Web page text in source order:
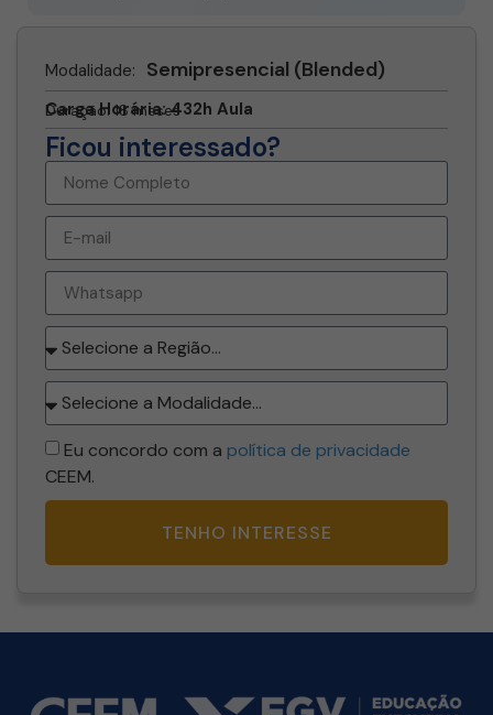
Modalidade: Semipresencial (Blended)
Carga Horária: 432h Aula
Duração: 18 meses
Ficou interessado?
Eu concordo com a política de privacidade
CEEM.
TENHO INTERESSE